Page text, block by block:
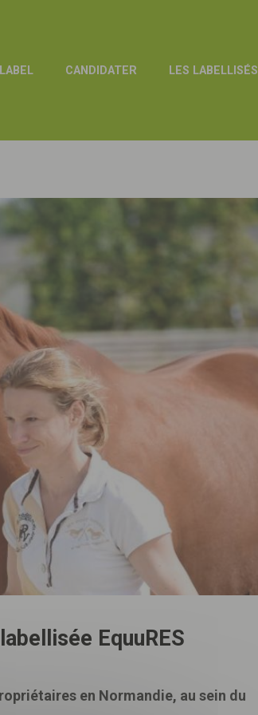
CANDIDATER LES LABELLISÉS
EquuRES
en Normandie, au sein du